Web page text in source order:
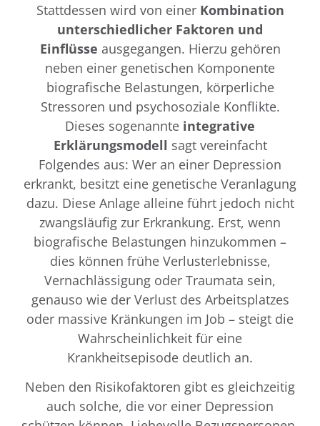
Stattdessen wird von einer Kombination
unterschiedlicher Faktoren und
Einflüsse ausgegangen. Hierzu gehören
neben einer genetischen Komponente
biografische Belastungen, körperliche
Stressoren und psychosoziale Konflikte.
Dieses sogenannte integrative
Erklärungsmodell sagt vereinfacht
Folgendes aus: Wer an einer Depression
erkrankt, besitzt eine genetische Veranlagung
dazu. Diese Anlage alleine führt jedoch nicht
zwangsläufig zur Erkrankung. Erst, wenn
biografische Belastungen hinzukommen –
dies können frühe Verlusterlebnisse,
Vernachlässigung oder Traumata sein,
genauso wie der Verlust des Arbeitsplatzes
oder massive Kränkungen im Job – steigt die
Wahrscheinlichkeit für eine
Krankheitsepisode deutlich an.
Neben den Risikofaktoren gibt es gleichzeitig
auch solche, die vor einer Depression